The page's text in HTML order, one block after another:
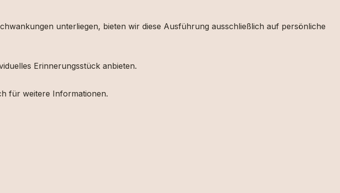
unterliegen, bieten wir diese Ausführung ausschließlich auf persönliche
Erinnerungsstück anbieten.
für weitere Informationen.